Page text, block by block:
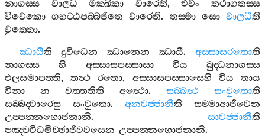
නාගස‍්ස
වාලධි මක‍්ඛිකා වාරෙති,එවං
තථාගතස‍්ස
විවෙකො ගහට‍්ඨපබ‍්බජිතෙ වාරෙති. තස‍්මා සො වාලධීති
වුත‍්තො.
ඣායීති දුවිධෙන ඣානෙන ඣායී. අස‍්සාසරතොති
නාගස‍්ස
හි අස‍්සාසපස‍්සාසා විය
බුද‍්ධනාගස‍්ස
ඵලසමාපත‍්ති,තත්‍ථ රතො, අස‍්සාසපස‍්සාසෙහි විය
තාය
විනා
න වත‍්තතීති අත්‍ථො. සබ‍්බත්‍ථ සංවුතොති
සබ‍්බද‍්වාරෙසු
සංවුතො. අනවජ‍්ජානීති
සම‍්මාආජීවෙන
උප‍්පන‍්නභොජනානි. සාවජ‍්ජානීති
පඤ‍්චවිධමිච‍්ඡාජීවවසෙන උප‍්පන‍්නභොජනානි.